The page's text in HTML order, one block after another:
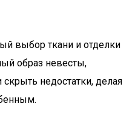
выбор ткани и отделки
образ невесты,
скрыть недостатки, делая